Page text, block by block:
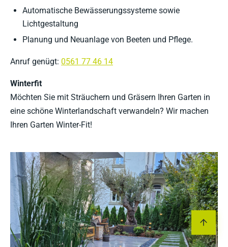
Automatische Bewässerungssysteme sowie
Lichtgestaltung
Planung und Neuanlage von Beeten und Pflege.
Anruf genügt: 0561 77 46 14
Winterfit
Möchten Sie mit Sträuchern und Gräsern Ihren Garten in
eine schöne Winterlandschaft verwandeln? Wir machen
Ihren Garten Winter-Fit!